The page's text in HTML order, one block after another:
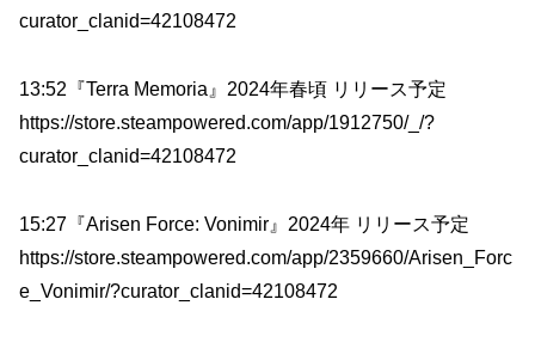
curator_clanid=42108472
13:52『Terra Memoria』2024年春頃 リリース予定
https://store.steampowered.com/app/1912750/_/?
curator_clanid=42108472
15:27『Arisen Force: Vonimir』2024年 リリース予定
https://store.steampowered.com/app/2359660/Arisen_Forc
e_Vonimir/?curator_clanid=42108472